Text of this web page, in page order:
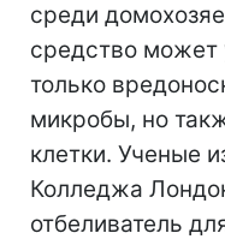
среди
средство может
только
микробы, но
клетки. Ученые
Колледжа
отбеливатель